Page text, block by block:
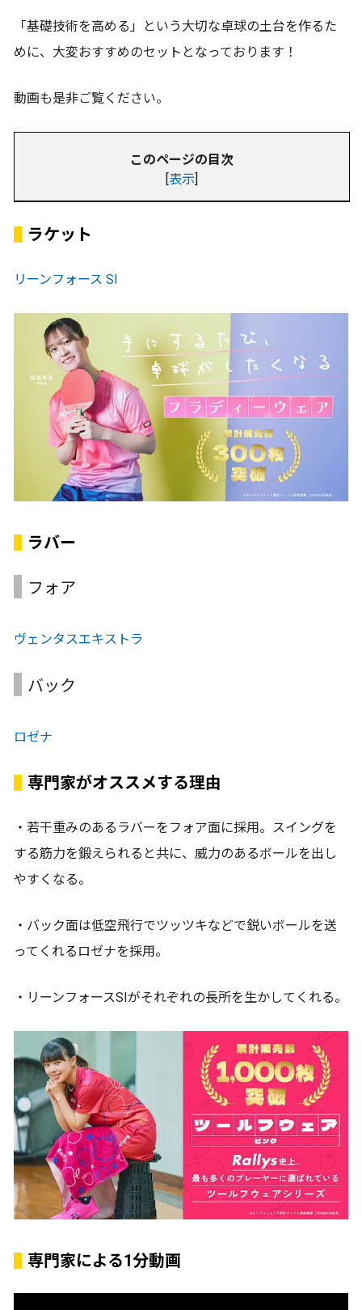
「基礎技術を高める」という大切な卓球の土台を作るた
めに、大変おすすめのセットとなっております！
動画も是非ご覧ください。
このページの目次
[表示]
ラケット
リーンフォース SI
ラバー
フォア
ヴェンタスエキストラ
バック
ロゼナ
専門家がオススメする理由
・若干重みのあるラバーをフォア面に採用。スイングを
する筋力を鍛えられると共に、威力のあるボールを出し
やすくなる。
・バック面は低空飛行でツッツキなどで鋭いボールを送
ってくれるロゼナを採用。
・リーンフォースSIがそれぞれの長所を生かしてくれる。
専門家による1分動画